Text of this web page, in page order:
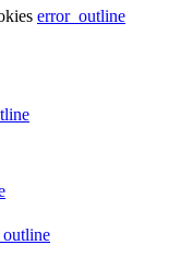
error_outline